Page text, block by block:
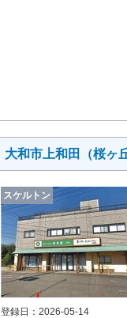
大和市上和田（桜ヶ
スケルトン
登録日：2026-05-14